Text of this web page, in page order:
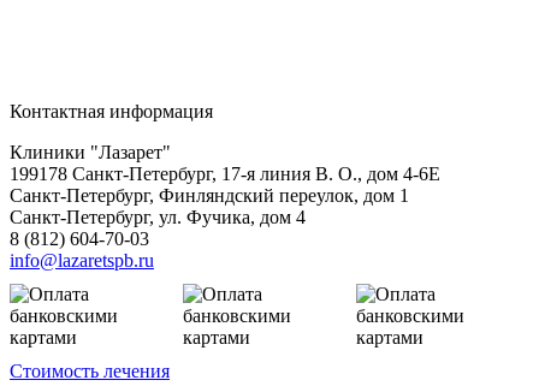
Контактная информация
Клиники "Лазарет"
199178 Санкт-Петербург, 17-я линия В. О., дом 4-6Е
Санкт-Петербург, Финляндский переулок, дом 1
Санкт-Петербург, ул. Фучика, дом 4
8 (812) 604-70-03
info@lazaretspb.ru
Стоимость лечения